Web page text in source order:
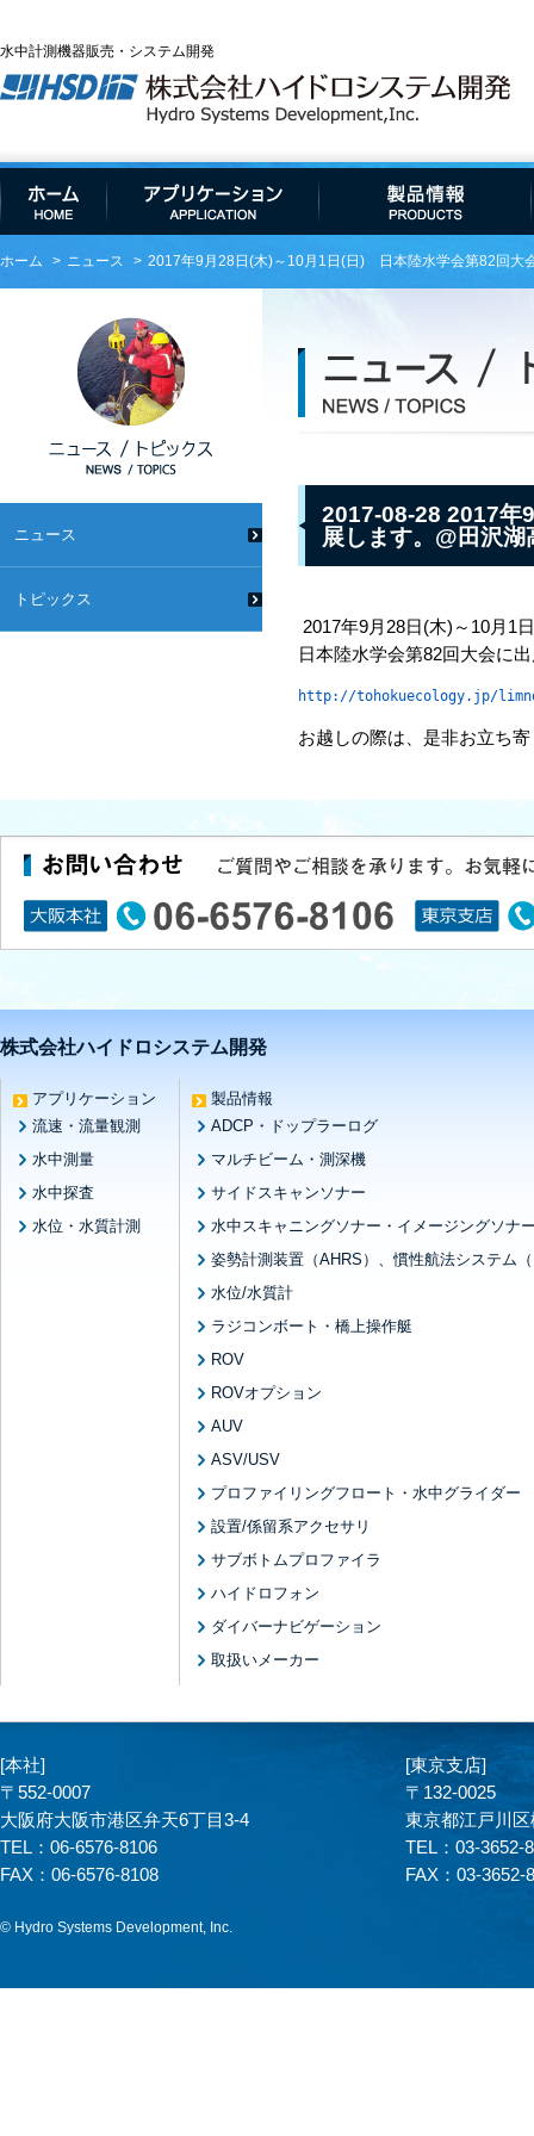
水中計測機器販売・システム開発
ホーム ニュース 2017年9月28日(木)～10月1日(日) 日本陸水学会第82回大
2017-08-28 2017年
展します。@田沢
2017年9月28日(木)～10月1
日本陸水学会第82回大会に
http://tohokuecology.jp/
お越しの際は、是非お立ち
ニュース
トピックス
株式会社ハイドロシステム開発
アプリケーション
流速・流量観測
水中測量
水中探査
水位・水質計測
製品情報
ADCP・ドップラーログ
マルチビーム・測深機
サイドスキャンソナー
水中スキャニングソナー・イメージングソナ
姿勢計測装置（AHRS）、慣性航法システム
水位/水質計
ラジコンボート・橋上操作艇
ROV
ROVオプション
AUV
ASV/USV
プロファイリングフロート・水中グライダー
設置/係留系アクセサリ
サブボトムプロファイラ
ハイドロフォン
ダイバーナビゲーション
取扱いメーカー
[本社]
〒552-0007
大阪府大阪市港区弁天6丁目3-4
TEL： 06-6576-8106
FAX： 06-6576-8108
[東京支店]
〒132-0025
東京都江戸川
TEL： 03-3652-
FAX： 03-3652-
© Hydro Systems Development, Inc.